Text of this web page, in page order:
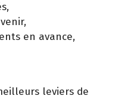
en avance,
leviers de